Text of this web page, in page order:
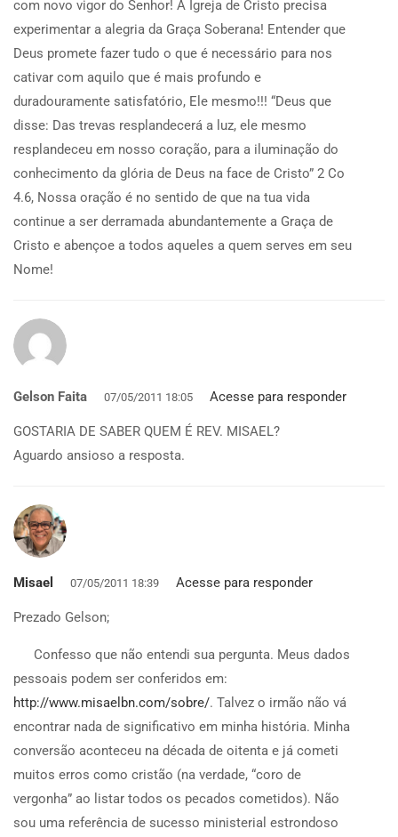
com novo vigor do Senhor! A Igreja de Cristo precisa
experimentar a alegria da Graça Soberana! Entender que
Deus promete fazer tudo o que é necessário para nos
cativar com aquilo que é mais profundo e
duradouramente satisfatório, Ele mesmo!!! “Deus que
disse: Das trevas resplandecerá a luz, ele mesmo
resplandeceu em nosso coração, para a iluminação do
conhecimento da glória de Deus na face de Cristo” 2 Co
4.6, Nossa oração é no sentido de que na tua vida
continue a ser derramada abundantemente a Graça de
Cristo e abençoe a todos aqueles a quem serves em seu
Nome!
Gelson Faita 07/05/2011 18:05 Acesse para responder
GOSTARIA DE SABER QUEM É REV. MISAEL?
Aguardo ansioso a resposta.
Misael 07/05/2011 18:39 Acesse para responder
Prezado Gelson;
Confesso que não entendi sua pergunta. Meus dados
pessoais podem ser conferidos em:
http://www.misaelbn.com/sobre/. Talvez o irmão não vá
encontrar nada de significativo em minha história. Minha
conversão aconteceu na década de oitenta e já cometi
muitos erros como cristão (na verdade, “coro de
vergonha” ao listar todos os pecados cometidos). Não
sou uma referência de sucesso ministerial estrondoso